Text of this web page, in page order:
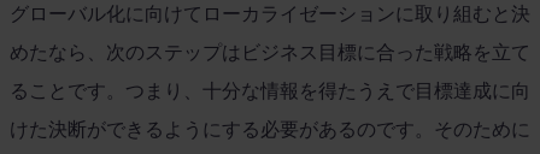
グローバル化に向けてローカライゼーションに取り組むと決
めたなら、次のステップはビジネス目標に合った戦略を立て
ることです。つまり、十分な情報を得たうえで目標達成に向
けた決断ができるようにする必要があるのです。そのために